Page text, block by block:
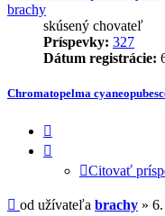
brachy
skúsený chovateľ
Príspevky: 327
Dátum registrácie:
Chromatopelma
Citovať
Príspevok
od užívateľa brachy »